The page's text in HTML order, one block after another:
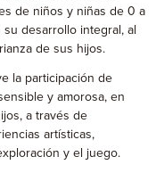
de niños y niñas de 0 a
desarrollo integral, al
de sus hijos.
la participación de
y amorosa, en
a través de
artísticas,
y el juego.